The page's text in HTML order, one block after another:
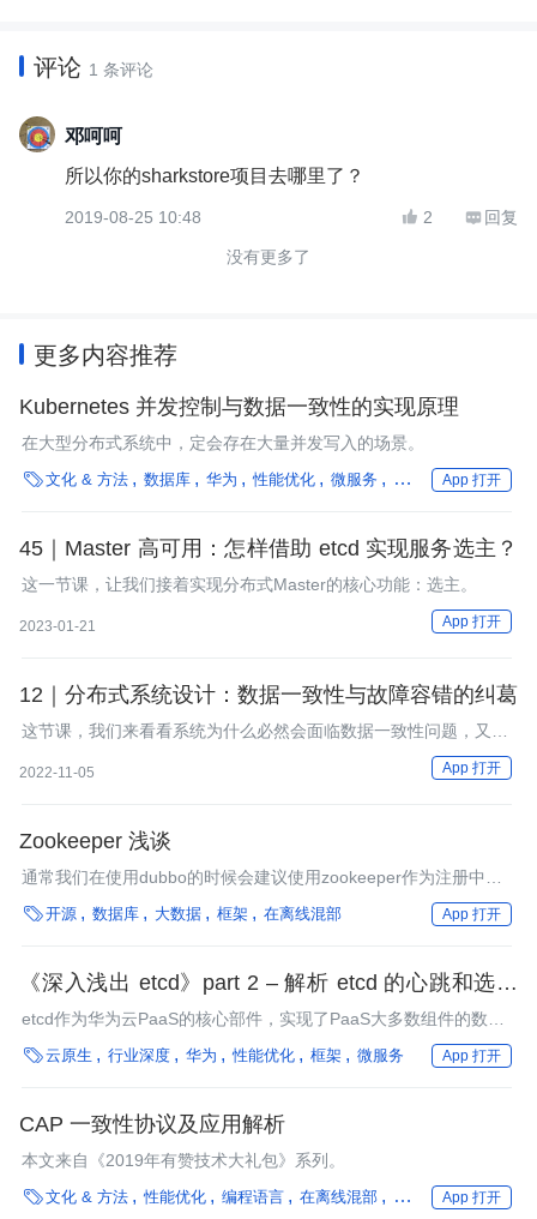
评论 1 条评论
邓呵呵
所以你的sharkstore项目去哪里了？
2019-08-25 10:48  2  回复
没有更多了
更多内容推荐
Kubernetes 并发控制与数据一致性的实现原理
在大型分布式系统中，定会存在大量并发写入的场景。
文化 & 方法 数据库 华为 性能优化 微服务 企业动态App 打开
45｜Master 高可用：怎样借助 etcd 实现服务选主？
这一节课，让我们接着实现分布式Master的核心功能：选主。
2023-01-21 App 打开
12｜分布式系统设计：数据一致性与故障容错的纠葛
这节课，我们来看看系统为什么必然会面临数据一致性问题，又怎
2022-11-05 App 打开
Zookeeper 浅谈
通常我们在使用dubbo的时候会建议使用zookeeper作为注册中
心，也可以用redis,eureka作为注册中心，当然我只用过
zookeeper,dubbo相当于搭载一个服务框架，zookeeper则是服务
开源 数据库 大数据 框架 在离线混部 App 打开
《深入浅出 etcd》part 2 – 解析 etcd 的心跳和选举
机制
etcd作为华为云PaaS的核心部件，实现了PaaS大多数组件的数据
持久化、集群选举、状态同步等功能。
云原生 行业深度 华为 性能优化 框架 微服务 App 打开
CAP 一致性协议及应用解析
本文来自《2019年有赞技术大礼包》系列。
文化 & 方法 性能优化 编程语言 在离线混部 团队搭建 企业动态
App 打开